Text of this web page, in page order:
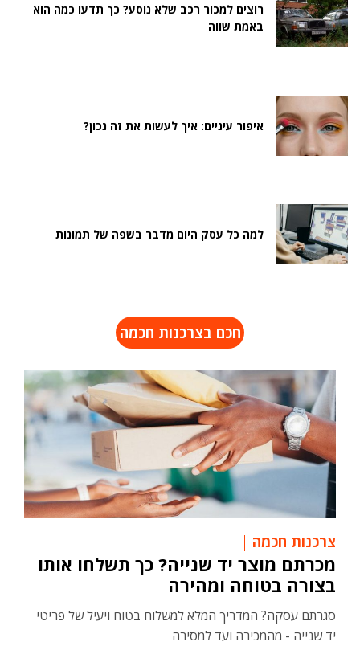
רוצים למכור רכב שלא נוסע? כך תדעו כמה הוא
באמת שווה
איפור עיניים: איך לעשות את זה נכון?
למה כל עסק היום מדבר בשפה של תמונות
חכם בצרכנות חכמה
צרכנות חכמה
מכרתם מוצר יד שנייה? כך תשלחו אותו
בצורה בטוחה ומהירה
סגרתם עסקה? המדריך המלא למשלוח בטוח ויעיל של פריטי
יד שנייה - מהמכירה ועד למסירה